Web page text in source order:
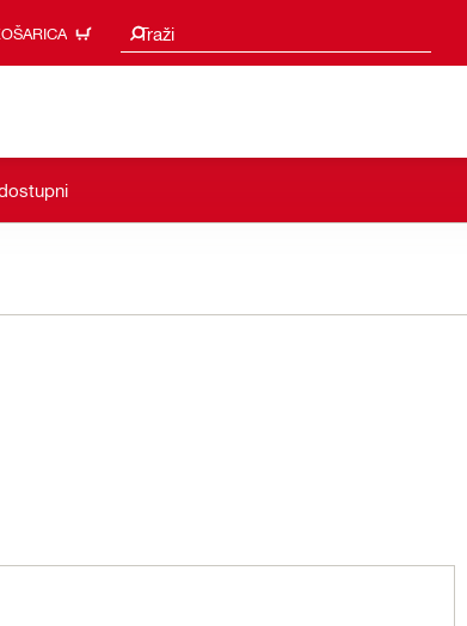
Traži
Prijedlozi za pretraživanje